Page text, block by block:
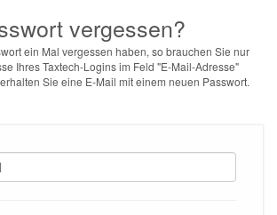
vergessen?
ein Mal vergessen haben, so brauchen Sie nur
Ihres Taxtech-Logins im Feld "E-Mail-Adresse"
Sie eine E-Mail mit einem neuen Passwort.